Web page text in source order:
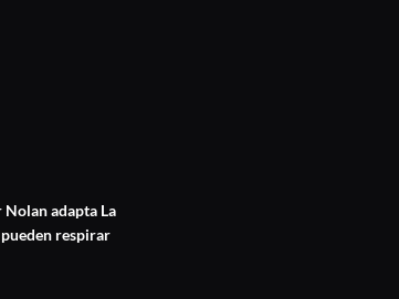
adapta La
respirar